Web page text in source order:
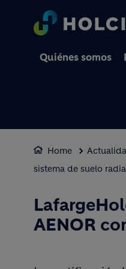
Quiénes somos
Home
sistema de suelo
AENOR